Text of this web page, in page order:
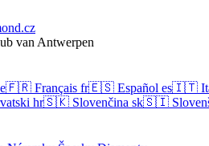
van Antwerpen
🇫🇷 Français fr🇪🇸 Español es🇮🇹
hr🇸🇰 Slovenčina sk🇸🇮